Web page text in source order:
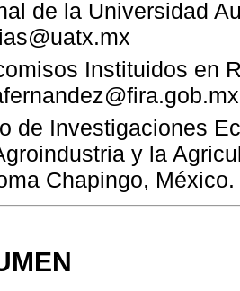
de la Universidad
Instituidos en
de Investigaciones
y la
Chapingo,